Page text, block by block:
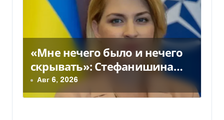
з
а
п
«Мне нечего было и нечего
скрывать»: Стефанишина
прокомментировала новое
подозрение
Авг 6, 2026